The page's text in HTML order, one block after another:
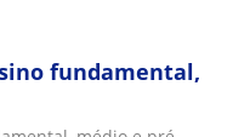
fundamental,